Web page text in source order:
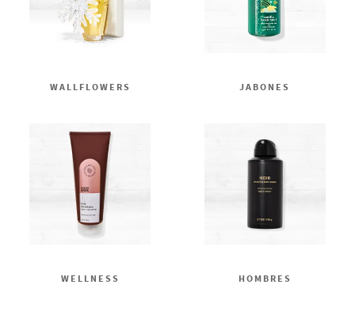
WALLFLOWERS JABONES
WELLNESS HOMBRES